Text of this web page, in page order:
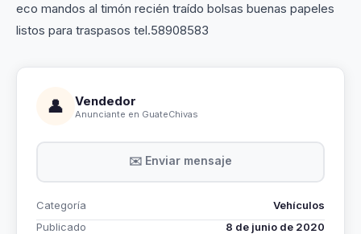
eco mandos al timón recién traído bolsas buenas papeles
listos para traspasos tel.58908583
👤 Vendedor
Anunciante en GuateChivas
✉️ Enviar mensaje
Categoría
Vehículos
Publicado
8 de junio de 2020